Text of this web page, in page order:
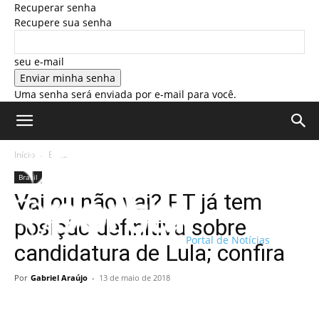
Recuperar senha
Recupere sua senha
seu e-mail
Uma senha será enviada por e-mail para você.
Portal de Notícias
Início Brasil
Brasil
Vai ou não vai? PT já tem
posição definitiva sobre
candidatura de Lula; confira
Por Gabriel Araújo - 13 de maio de 2018